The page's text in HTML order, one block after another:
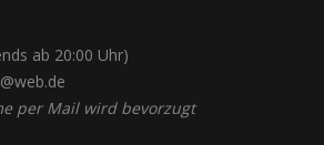
ab 20:00 Uhr)
per Mail wird bevorzugt